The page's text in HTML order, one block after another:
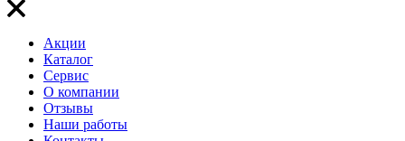
Акции
Каталог
Сервис
О компании
Отзывы
Наши работы